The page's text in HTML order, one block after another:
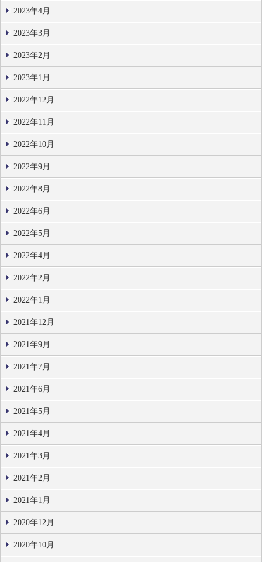
2023年4月
2023年3月
2023年2月
2023年1月
2022年12月
2022年11月
2022年10月
2022年9月
2022年8月
2022年6月
2022年5月
2022年4月
2022年2月
2022年1月
2021年12月
2021年9月
2021年7月
2021年6月
2021年5月
2021年4月
2021年3月
2021年2月
2021年1月
2020年12月
2020年10月